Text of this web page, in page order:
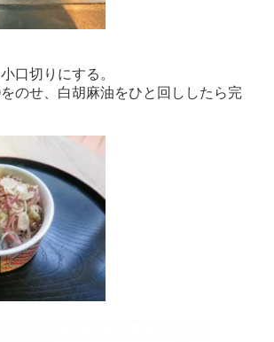
口切りにする。
のせ、白胡麻油をひと回ししたら完